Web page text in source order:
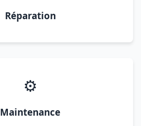
Réparation
⚙️
Maintenance